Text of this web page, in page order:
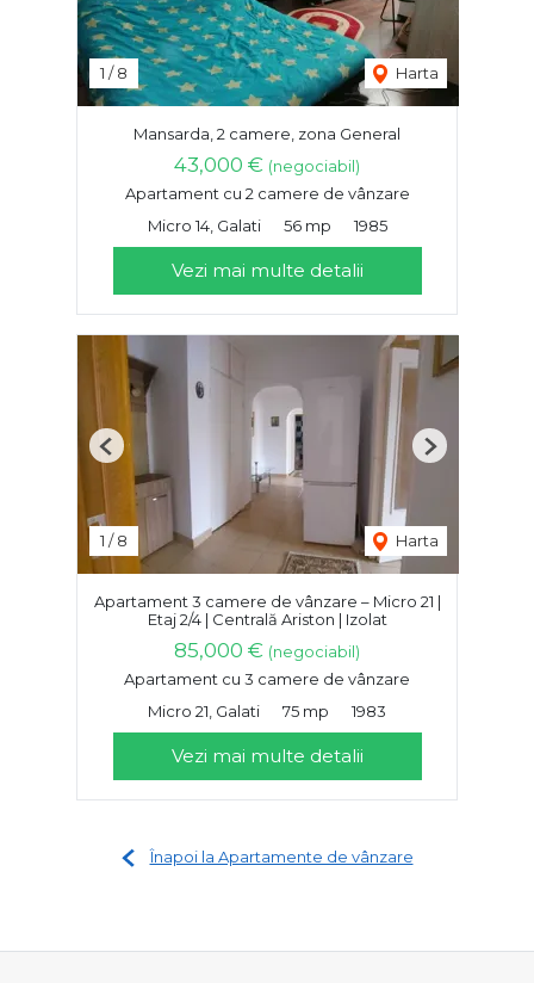
1 /8 Harta
Mansarda, 2 camere, zona General
43,000 € (negociabil)
Apartament cu 2 camere de vânzare
Micro 14, Galati
56 mp 1985
Vezi mai multe detalii
1 /8 Harta
Previous Next
Apartament 3 camere de vânzare – Micro 21 |
Etaj 2/4 | Centrală Ariston | Izolat
85,000 € (negociabil)
Apartament cu 3 camere de vânzare
Micro 21, Galati
75 mp 1983
Vezi mai multe detalii
Înapoi la Apartamente de vânzare